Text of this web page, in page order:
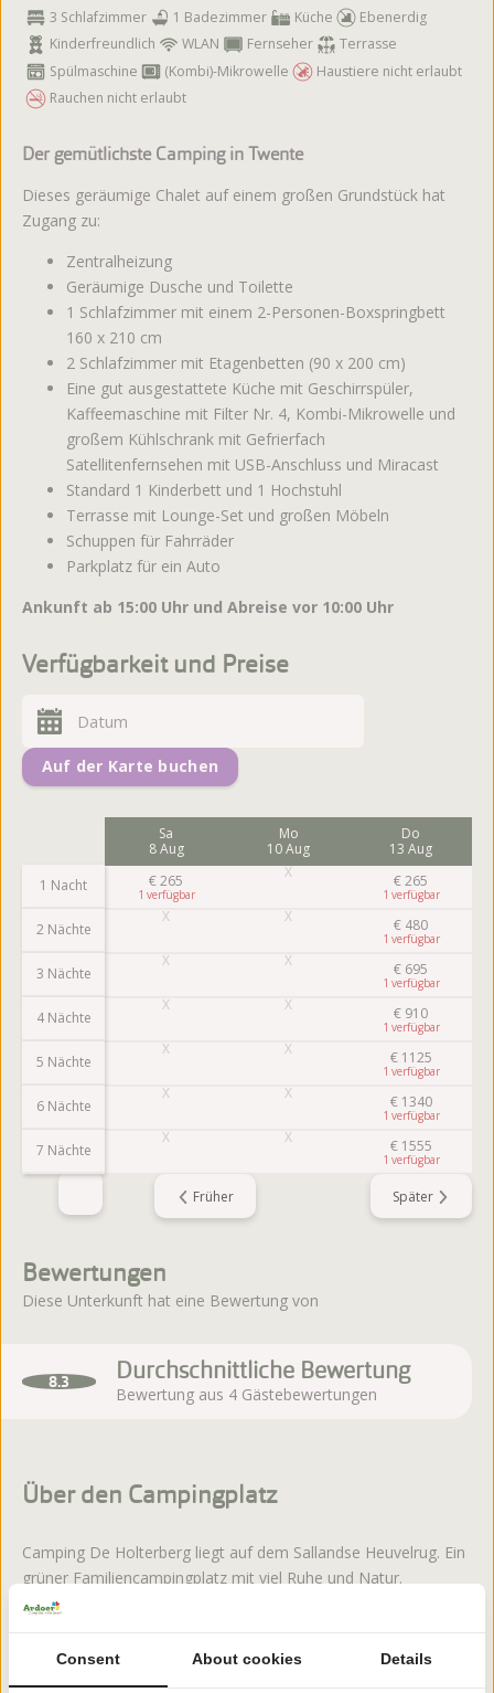
3 Schlafzimmer 1 Badezimmer Küche
Ebenerdig
Kinderfreundlich
WLAN Fernseher
Terrasse
Spülmaschine
(Kombi)-Mikrowelle
Haustiere nicht erlaubt
Rauchen nicht erlaubt
Der gemütlichste Camping in Twente
Dieses geräumige Chalet auf einem großen Grundstück hat
Zugang zu:
Zentralheizung
Geräumige Dusche und Toilette
1 Schlafzimmer mit einem 2-Personen-Boxspringbett
160 x 210 cm
2 Schlafzimmer mit Etagenbetten (90 x 200 cm)
Eine gut ausgestattete Küche mit Geschirrspüler,
Kaffeemaschine mit Filter Nr. 4, Kombi-Mikrowelle und
großem Kühlschrank mit Gefrierfach
Satellitenfernsehen mit USB-Anschluss und Miracast
Standard 1 Kinderbett und 1 Hochstuhl
Terrasse mit Lounge-Set und großen Möbeln
Schuppen für Fahrräder
Parkplatz für ein Auto
Ankunft ab 15:00 Uhr und Abreise vor 10:00 Uhr
Verfügbarkeit und Preise
Auf der Karte buchen
Früher Später
1 Nacht
2 Nächte
3 Nächte
4 Nächte
5 Nächte
6 Nächte
7 Nächte
265
480
Sa
8 Aug
€265
1
Mo
10 Aug
Do
13 Aug
€265
1
€ 480
1
€ 695
1
€ 910
1
€ 1125
1
€ 1340
1
€ 1555
1
Bewertungen
Diese Unterkunft hat eine Bewertung von
8.3 Durchschnittliche Bewertung
Bewertung aus 4 Gästebewertungen
Über den Campingplatz
Camping De Holterberg liegt auf dem Sallandse Heuvelrug. Ein
grüner Familiencampingplatz mit viel Ruhe und Natur.
Mehr lesen
Consent About cookies Details